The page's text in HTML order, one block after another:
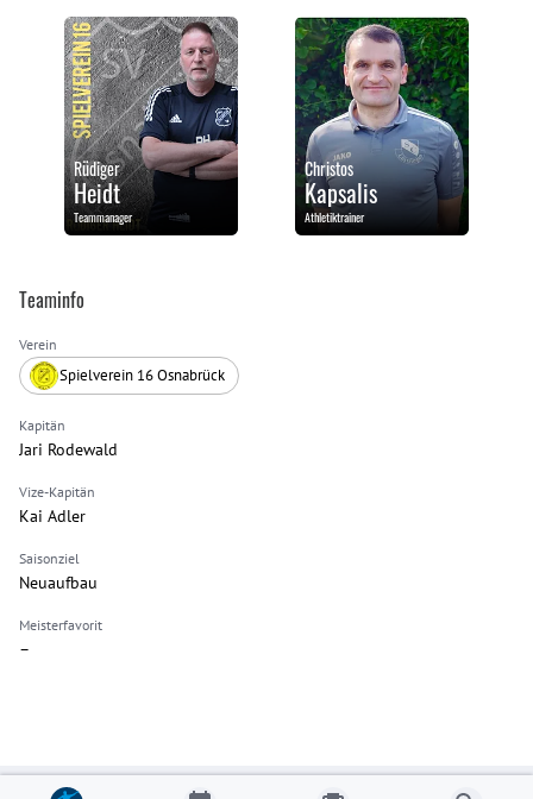
Rüdiger
Heidt
Teammanager
Christos
Kapsalis
Athletiktrainer
Teaminfo
Verein
Spielverein 16 Osnabrück
Kapitän
Jari Rodewald
Vize-Kapitän
Kai Adler
Saisonziel
Neuaufbau
Meisterfavorit
–